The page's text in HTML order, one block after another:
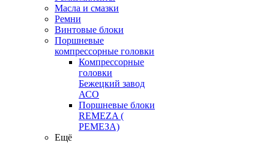
Масла и смазки
Ремни
Винтовые блоки
Поршневые
компрессорные головки
Компрессорные
головки
Бежецкий завод
АСО
Поршневые блоки
REMEZA (
РЕМЕЗА)
Ещё